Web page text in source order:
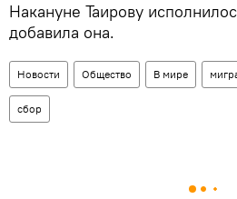
Накануне Таирову
добавила она.
Новости Общество В мире
сбор